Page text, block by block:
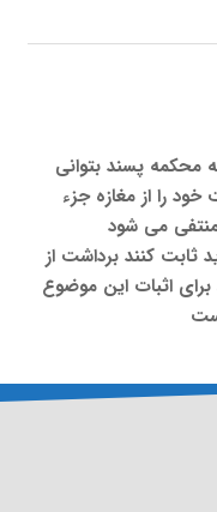
محکمه پسند بتوانی
را از مغازه جزء
می شود
ثابت کنند برداشت از
برای اثبات این موضوع